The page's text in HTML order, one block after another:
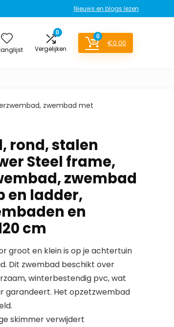
Nieuws en blogs lezen
0
Vergelijken
0
€0.00
zwembad met
rond, stalen
Steel frame,
zwembad
en ladder,
en
cm
groot en klein is op je achtertuin
Dit zwembad beschikt over
winterbestendig pvc, wat
garandeert. Het opzetzwembad
skimmer verwijdert